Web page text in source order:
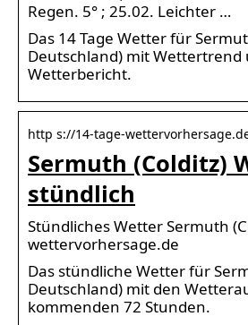
Regen. 5° ; 25.02. Leichter …
Das 14 Tage Wetter für
Deutschland) mit Wettertrend
Wetterbericht.
http s://14-tage-
Sermuth (Colditz)
stündlich
Stündliches Wetter Sermuth
wettervorhersage.de
Das stündliche Wetter für
Deutschland) mit den
kommenden 72 Stunden.